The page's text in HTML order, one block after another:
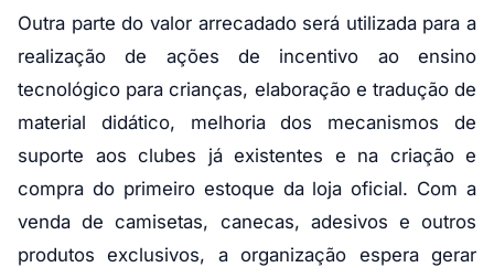
Outra parte do valor arrecadado será utilizada para a
realização de ações de incentivo ao ensino
tecnológico para crianças, elaboração e tradução de
material didático, melhoria dos mecanismos de
suporte aos clubes já existentes e na criação e
compra do primeiro estoque da loja oficial. Com a
venda de camisetas, canecas, adesivos e outros
produtos exclusivos, a organização espera gerar